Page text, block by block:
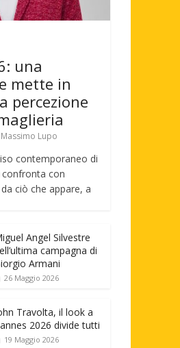
una
mette in
percezione
Massimo Lupo
contemporaneo di
con
ciò che appare, a
Angel Silvestre
campagna di
Armani
26 Maggio 2026
Travolta, il look a
2026 divide tutti
19 Maggio 2026